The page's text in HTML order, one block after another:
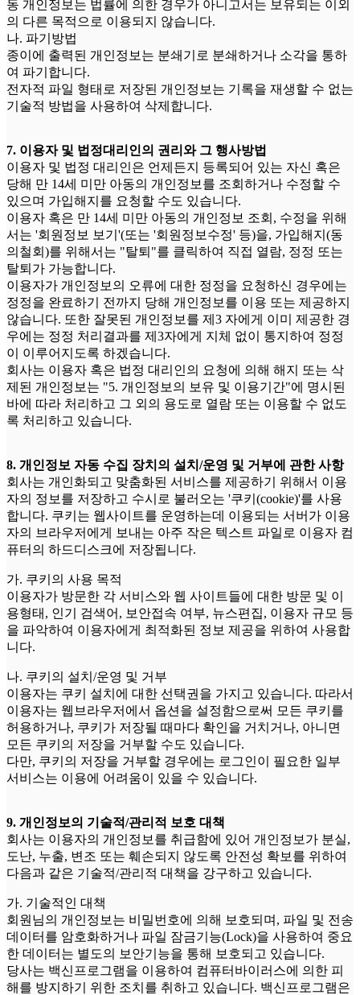
동 개인정보는 법률에 의한 경우가 아니고서는 보유되는 이외
의 다른 목적으로 이용되지 않습니다.
나. 파기방법
종이에 출력된 개인정보는 분쇄기로 분쇄하거나 소각을 통하
여 파기합니다.
전자적 파일 형태로 저장된 개인정보는 기록을 재생할 수 없는
기술적 방법을 사용하여 삭제합니다.
7. 이용자 및 법정대리인의 권리와 그 행사방법
이용자 및 법정 대리인은 언제든지 등록되어 있는 자신 혹은
당해 만 14세 미만 아동의 개인정보를 조회하거나 수정할 수
있으며 가입해지를 요청할 수도 있습니다.
이용자 혹은 만 14세 미만 아동의 개인정보 조회, 수정을 위해
서는 '회원정보 보기'(또는 '회원정보수정' 등)을, 가입해지(동
의철회)를 위해서는 "탈퇴"를 클릭하여 직접 열람, 정정 또는
탈퇴가 가능합니다.
이용자가 개인정보의 오류에 대한 정정을 요청하신 경우에는
정정을 완료하기 전까지 당해 개인정보를 이용 또는 제공하지
않습니다. 또한 잘못된 개인정보를 제3 자에게 이미 제공한 경
우에는 정정 처리결과를 제3자에게 지체 없이 통지하여 정정
이 이루어지도록 하겠습니다.
회사는 이용자 혹은 법정 대리인의 요청에 의해 해지 또는 삭
제된 개인정보는 "5. 개인정보의 보유 및 이용기간"에 명시된
바에 따라 처리하고 그 외의 용도로 열람 또는 이용할 수 없도
록 처리하고 있습니다.
8. 개인정보 자동 수집 장치의 설치/운영 및 거부에 관한 사항
회사는 개인화되고 맞춤화된 서비스를 제공하기 위해서 이용
자의 정보를 저장하고 수시로 불러오는 '쿠키(cookie)'를 사용
합니다. 쿠키는 웹사이트를 운영하는데 이용되는 서버가 이용
자의 브라우저에게 보내는 아주 작은 텍스트 파일로 이용자 컴
퓨터의 하드디스크에 저장됩니다.
가. 쿠키의 사용 목적
이용자가 방문한 각 서비스와 웹 사이트들에 대한 방문 및 이
용형태, 인기 검색어, 보안접속 여부, 뉴스편집, 이용자 규모 등
을 파악하여 이용자에게 최적화된 정보 제공을 위하여 사용합
니다.
나. 쿠키의 설치/운영 및 거부
이용자는 쿠키 설치에 대한 선택권을 가지고 있습니다. 따라서
이용자는 웹브라우저에서 옵션을 설정함으로써 모든 쿠키를
허용하거나, 쿠키가 저장될 때마다 확인을 거치거나, 아니면
모든 쿠키의 저장을 거부할 수도 있습니다.
다만, 쿠키의 저장을 거부할 경우에는 로그인이 필요한 일부
서비스는 이용에 어려움이 있을 수 있습니다.
9. 개인정보의 기술적/관리적 보호 대책
회사는 이용자의 개인정보를 취급함에 있어 개인정보가 분실,
도난, 누출, 변조 또는 훼손되지 않도록 안전성 확보를 위하여
다음과 같은 기술적/관리적 대책을 강구하고 있습니다.
가. 기술적인 대책
회원님의 개인정보는 비밀번호에 의해 보호되며, 파일 및 전송
데이터를 암호화하거나 파일 잠금기능(Lock)을 사용하여 중요
한 데이터는 별도의 보안기능을 통해 보호되고 있습니다.
당사는 백신프로그램을 이용하여 컴퓨터바이러스에 의한 피
해를 방지하기 위한 조치를 취하고 있습니다. 백신프로그램은